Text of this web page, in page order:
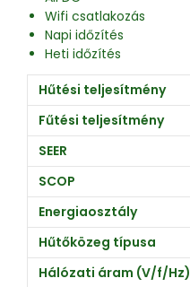
Wifi csatlakozás
Napi időzítés
Heti időzítés
Hűtési teljesítmény
Fűtési teljesítmény
SEER
SCOP
Energiaosztály
Hűtőközeg típusa
Hálózati áram (V/f/Hz)